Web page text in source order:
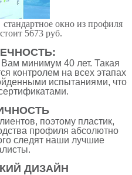
стандартное окно из профиля
5673 руб.
минимум 40 лет. Такая
контролем на всех этапах
испытаниями, что
поэтому пластик,
профиля абсолютно
следят наши лучшие
ДИЗАЙН